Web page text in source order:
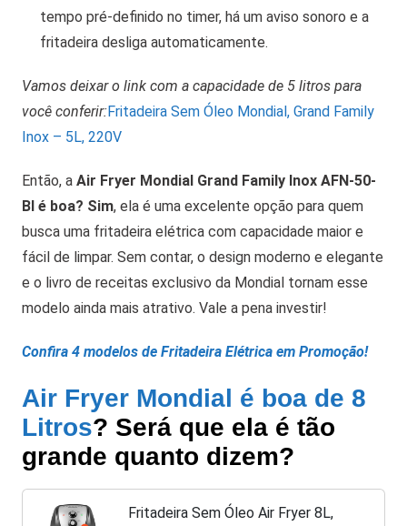
tempo pré-definido no timer, há um aviso sonoro e a
fritadeira desliga automaticamente.
Vamos deixar o link com a capacidade de 5 litros para
você conferir:Fritadeira Sem Óleo Mondial, Grand Family
Inox – 5L, 220V
Então, a Air Fryer Mondial Grand Family Inox AFN-50-
BI é boa? Sim, ela é uma excelente opção para quem
busca uma fritadeira elétrica com capacidade maior e
fácil de limpar. Sem contar, o design moderno e elegante
e o livro de receitas exclusivo da Mondial tornam esse
modelo ainda mais atrativo. Vale a pena investir!
Confira 4 modelos de Fritadeira Elétrica em Promoção!
Air Fryer Mondial é boa de 8
Litros? Será que ela é tão
grande quanto dizem?
Fritadeira Sem Óleo Air Fryer 8L,